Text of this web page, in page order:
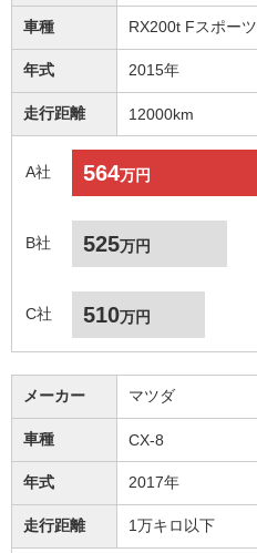
車種 RX200t Fスポーツ
年式 2015年
走行距離 12000km
A社 564万円
B社 525万円
C社 510万円
メーカー マツダ
車種 CX-8
年式 2017年
走行距離 1万キロ以下